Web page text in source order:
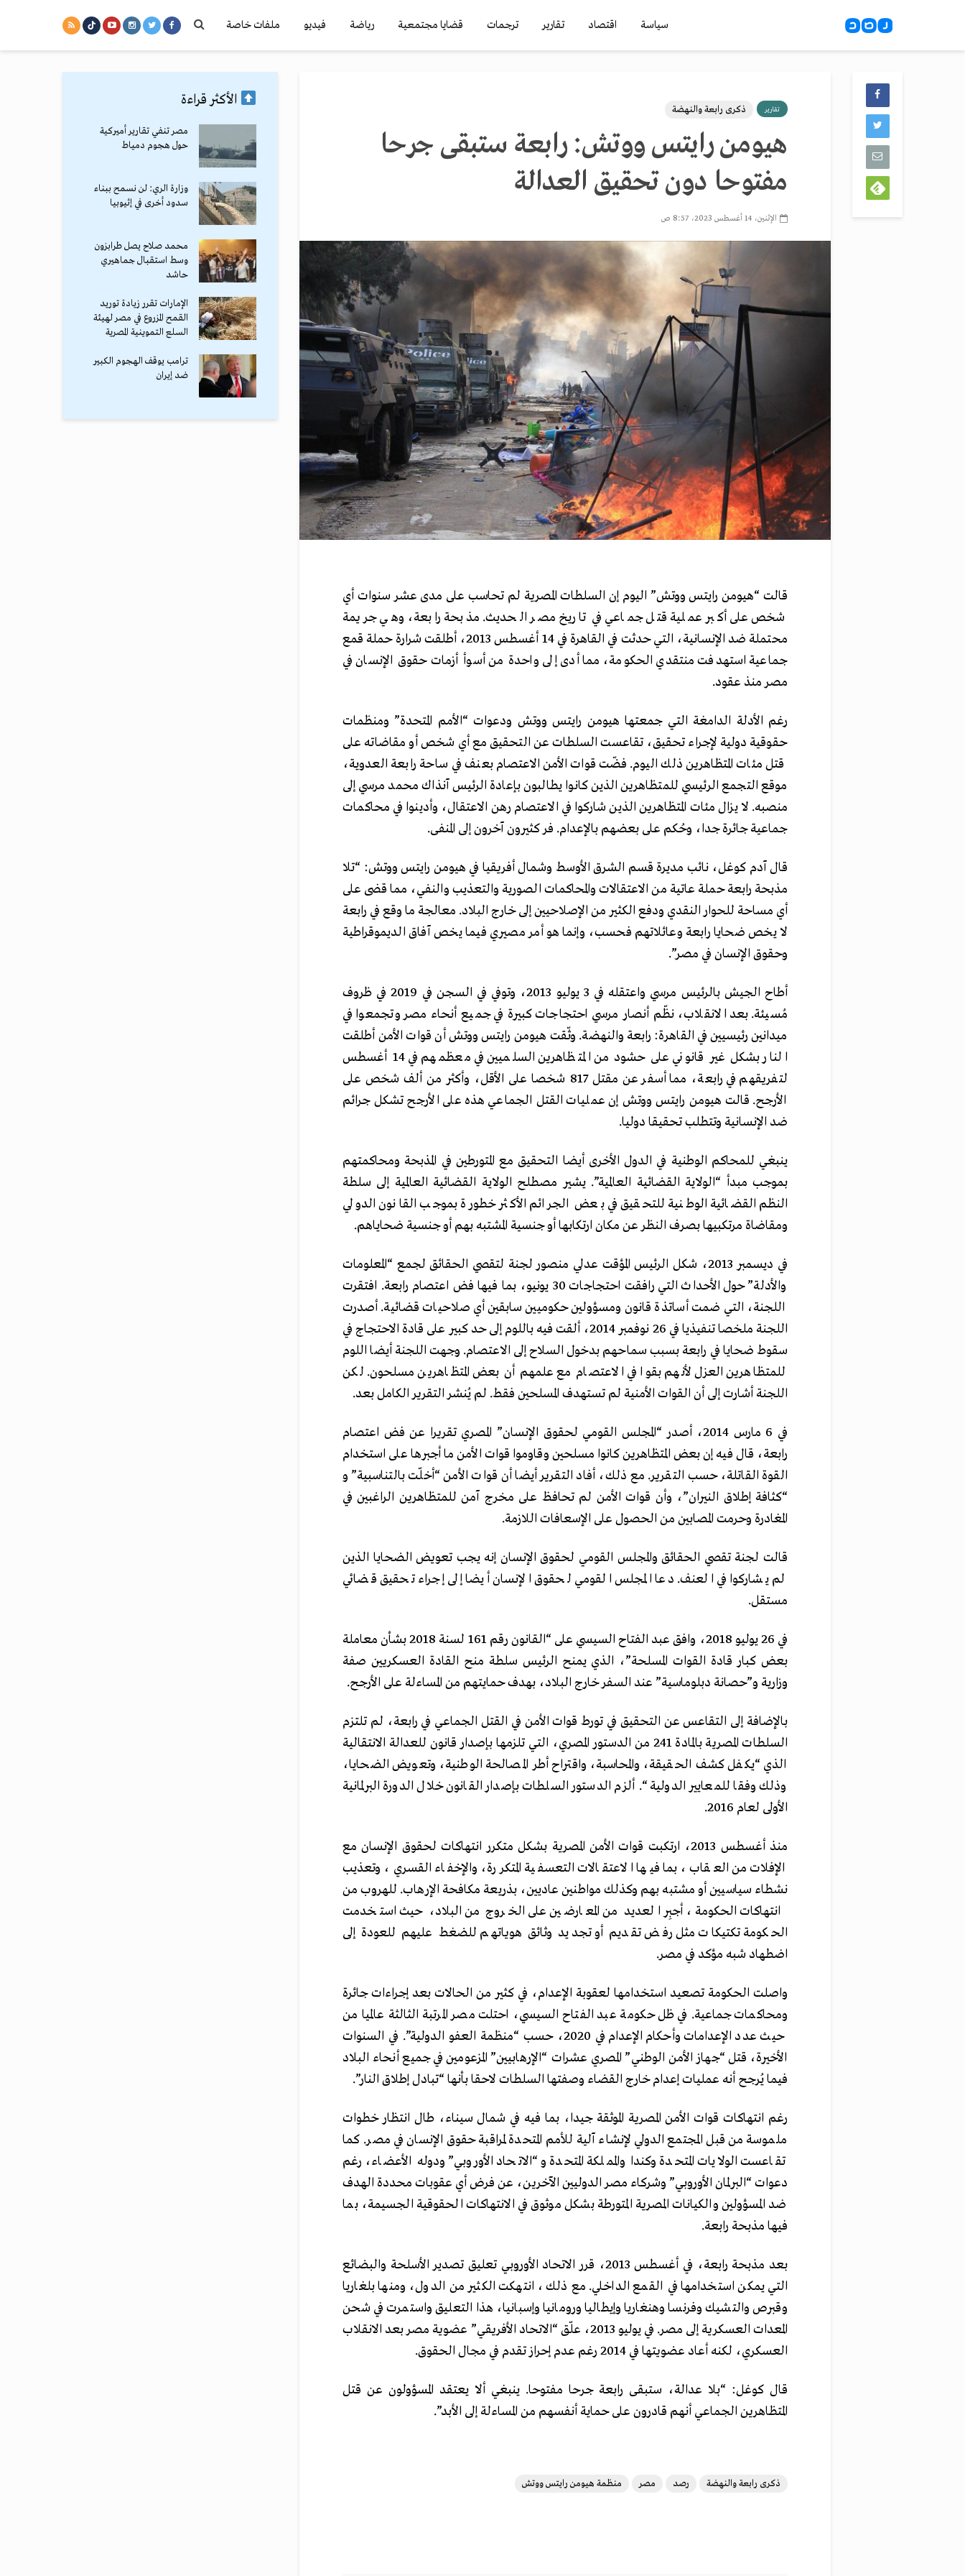
سياسة اقتصاد تقارير ترجمات قضايا مجتمعية رياضة فيديو ملفات خاصة
تقارير ذكرى رابعة والنهضة
هيومن رايتس ووتش: رابعة ستبقى جرحا
مفتوحا دون تحقيق العدالة
الإثنين، 14 أغسطس 2023، 8:57 ص
قالت “هيومن رايتس ووتش” اليوم إن السلطات المصرية لم تحاسب على مدى عشر سنوات أي
شخص على أكبر عملية قتل جماعي في تاريخ مصر الحديث. مذبحة رابعة، وهي جريمة
محتملة ضد الإنسانية، التي حدثت في القاهرة في 14 أغسطس 2013، أطلقت شرارة حملة قمع
جماعية استهدفت منتقدي الحكومة، مما أدى إلى واحدة من أسوأ أزمات حقوق الإنسان في
مصر منذ عقود.
رغم الأدلة الدامغة التي جمعتها هيومن رايتس ووتش ودعوات “الأمم المتحدة” ومنظمات
حقوقية دولية لإجراء تحقيق، تقاعست السلطات عن التحقيق مع أي شخص أو مقاضاته على
قتل مئات المتظاهرين ذلك اليوم. فضّت قوات الأمن الاعتصام بعنف في ساحة رابعة العدوية،
موقع التجمع الرئيسي للمتظاهرين الذين كانوا يطالبون بإعادة الرئيس آنذاك محمد مرسي إلى
منصبه. لا يزال مئات المتظاهرين الذين شاركوا في الاعتصام رهن الاعتقال، وأدينوا في محاكمات
جماعية جائرة جدا، وحُكم على بعضهم بالإعدام. فر كثيرون آخرون إلى المنفى.
قال آدم كوغل، نائب مديرة قسم الشرق الأوسط وشمال أفريقيا في هيومن رايتس ووتش: “تلا
مذبحة رابعة حملة عاتية من الاعتقالات والمحاكمات الصورية والتعذيب والنفي، مما قضى على
أي مساحة للحوار النقدي ودفع الكثير من الإصلاحيين إلى خارج البلاد. معالجة ما وقع في رابعة
لا يخص ضحايا رابعة وعائلاتهم فحسب، وإنما هو أمر مصيري فيما يخص آفاق الديموقراطية
وحقوق الإنسان في مصر”.
أطاح الجيش بالرئيس مرسي واعتقله في 3 يوليو 2013، وتوفي في السجن في 2019 في ظروف
مُسيئة. بعد الانقلاب، نظّم أنصار مرسي احتجاجات كبيرة في جميع أنحاء مصر وتجمعوا في
ميدانين رئيسيين في القاهرة: رابعة والنهضة. وثّقت هيومن رايتس ووتش أن قوات الأمن أطلقت
النار بشكل غير قانوني على حشود من المتظاهرين السلميين في معظمهم في 14 أغسطس
لتفريقهم في رابعة، مما أسفر عن مقتل 817 شخصا على الأقل، وأكثر من ألف شخص على
الأرجح. قالت هيومن رايتس ووتش إن عمليات القتل الجماعي هذه على الأرجح تشكل جرائم
ضد الإنسانية وتتطلب تحقيقا دوليا.
ينبغي للمحاكم الوطنية في الدول الأخرى أيضا التحقيق مع المتورطين في المذبحة ومحاكمتهم
بموجب مبدأ “الولاية القضائية العالمية”. يشير مصطلح الولاية القضائية العالمية إلى سلطة
النظم القضائية الوطنية للتحقيق في بعض الجرائم الأكثر خطورة بموجب القانون الدولي
ومقاضاة مرتكبيها بصرف النظر عن مكان ارتكابها أو جنسية المشتبه بهم أو جنسية ضحاياهم.
في ديسمبر 2013، شكل الرئيس المؤقت عدلي منصور لجنة لتقصي الحقائق لجمع “المعلومات
والأدلة” حول الأحداث التي رافقت احتجاجات 30 يونيو، بما فيها فض اعتصام رابعة. افتقرت
اللجنة، التي ضمت أساتذة قانون ومسؤولين حكوميين سابقين أي صلاحيات قضائية. أصدرت
اللجنة ملخصا تنفيذيا في 26 نوفمبر 2014، ألقت فيه باللوم إلى حد كبير على قادة الاحتجاج في
سقوط ضحايا في رابعة بسبب سماحهم بدخول السلاح إلى الاعتصام. وجهت اللجنة أيضا اللوم
للمتظاهرين العزل لأنهم بقوا في الاعتصام مع علمهم أن بعض المتظاهرين مسلحون. لكن
اللجنة أشارت إلى أن القوات الأمنية لم تستهدف المسلحين فقط. لم يُنشر التقرير الكامل بعد.
في 6 مارس 2014، أصدر “المجلس القومي لحقوق الإنسان” المصري تقريرا عن فض اعتصام
رابعة، قال فيه إن بعض المتظاهرين كانوا مسلحين وقاوموا قوات الأمن ما أجبرها على استخدام
القوة القاتلة، حسب التقرير. مع ذلك، أفاد التقرير أيضا أن قوات الأمن “أخلّت بالتناسبية” و
“كثافة إطلاق النيران”، وأن قوات الأمن لم تحافظ على مخرج آمن للمتظاهرين الراغبين في
المغادرة وحرمت المصابين من الحصول على الإسعافات اللازمة.
قالت لجنة تقصي الحقائق والمجلس القومي لحقوق الإنسان إنه يجب تعويض الضحايا الذين
لم يشاركوا في العنف. دعا المجلس القومي لحقوق الإنسان أيضا إلى إجراء تحقيق قضائي
مستقل.
في 26 يوليو 2018، وافق عبد الفتاح السيسي على “القانون رقم 161 لسنة 2018 بشأن معاملة
بعض كبار قادة القوات المسلحة”، الذي يمنح الرئيس سلطة منح القادة العسكريين صفة
وزارية و”حصانة دبلوماسية” عند السفر خارج البلاد، بهدف حمايتهم من المساءلة على الأرجح.
بالإضافة إلى التقاعس عن التحقيق في تورط قوات الأمن في القتل الجماعي في رابعة، لم تلتزم
السلطات المصرية بالمادة 241 من الدستور المصري، التي تلزمها بإصدار قانون للعدالة الانتقالية
الذي “يكفل كشف الحقيقة، والمحاسبة، واقتراح أطر المصالحة الوطنية، وتعويض الضحايا،
وذلك وفقا للمعايير الدولية “. ألزم الدستور السلطات بإصدار القانون خلال الدورة البرلمانية
الأولى لعام 2016.
منذ أغسطس 2013، ارتكبت قوات الأمن المصرية بشكل متكرر انتهاكات لحقوق الإنسان مع
الإفلات من العقاب، بما فيها الاعتقالات التعسفية المتكررة، والإخفاء القسري، وتعذيب
نشطاء سياسيين أو مشتبه بهم وكذلك مواطنين عاديين، بذريعة مكافحة الإرهاب. للهروب من
انتهاكات الحكومة، أجبِر العديد من المعارضين على الخروج من البلاد، حيث استخدمت
الحكومة تكتيكات مثل رفض تقديم أو تجديد وثائق هوياتهم للضغط عليهم للعودة إلى
اضطهاد شبه مؤكد في مصر.
واصلت الحكومة تصعيد استخدامها لعقوبة الإعدام، في كثير من الحالات بعد إجراءات جائرة
ومحاكمات جماعية. في ظل حكومة عبد الفتاح السيسي، احتلت مصر المرتبة الثالثة عالميا من
حيث عدد الإعدامات وأحكام الإعدام في 2020، حسب “منظمة العفو الدولية”. في السنوات
الأخيرة، قتل “جهاز الأمن الوطني” المصري عشرات “الإرهابيين” المزعومين في جميع أنحاء البلاد
فيما يُرجح أنه عمليات إعدام خارج القضاء وصفتها السلطات لاحقا بأنها “تبادل إطلاق النار”.
رغم انتهاكات قوات الأمن المصرية الموثقة جيدا، بما فيه في شمال سيناء، طال انتظار خطوات
ملموسة من قبل المجتمع الدولي لإنشاء آلية للأمم المتحدة لمراقبة حقوق الإنسان في مصر. كما
تقاعست الولايات المتحدة وكندا والمملكة المتحدة و “الاتحاد الأوروبي” ودوله الأعضاء، رغم
دعوات “البرلمان الأوروبي” وشركاء مصر الدوليين الآخرين، عن فرض أي عقوبات محددة الهدف
ضد المسؤولين والكيانات المصرية المتورطة بشكل موثوق في الانتهاكات الحقوقية الجسيمة، بما
فيها مذبحة رابعة.
بعد مذبحة رابعة، في أغسطس 2013، قرر الاتحاد الأوروبي تعليق تصدير الأسلحة والبضائع
التي يمكن استخدامها في القمع الداخلي. مع ذلك، انتهكت الكثير من الدول، ومنها بلغاريا
وقبرص والتشيك وفرنسا وهنغاريا وإيطاليا ورومانيا وإسبانيا، هذا التعليق واستمرت في شحن
المعدات العسكرية إلى مصر. في يوليو 2013، علّق “الاتحاد الأفريقي” عضوية مصر بعد الانقلاب
العسكري، لكنه أعاد عضويتها في 2014 رغم عدم إحراز تقدم في مجال الحقوق.
قال كوغل: “بلا عدالة، ستبقى رابعة جرحا مفتوحا. ينبغي ألا يعتقد المسؤولون عن قتل
المتظاهرين الجماعي أنهم قادرون على حماية أنفسهم من المساءلة إلى الأبد”.
ذكرى رابعة والنهضة رصد مصر منظمة هيومن رايتس ووتش
الأكثر قراءة
مصر تنفي تقارير أميركية
حول هجوم دمياط
وزارة الري: لن نسمح ببناء
سدود أخرى في إثيوبيا
محمد صلاح يصل طرابزون
وسط استقبال جماهيري
حاشد
الإمارات تقرر زيادة توريد
القمح المزروع في مصر لهيئة
السلع التموينية المصرية
ترامب يوقف الهجوم الكبير
ضد إيران